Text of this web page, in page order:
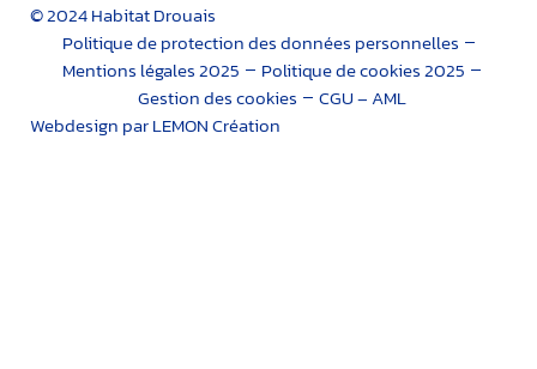
© 2024 Habitat Drouais
Politique de protection des données personnelles
Mentions légales 2025
Politique de cookies 2025
Gestion des cookies
CGU – AML
Webdesign par LEMON Création